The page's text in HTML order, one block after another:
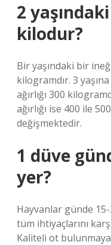
2
kilodur?
Bir yaşındaki bir
kilogramdır. 3
ağırlığı 300
ağırlığı ise 400 ile
değişmektedir.
1 düve
yer?
Hayvanlar günde
tüm ihtiyaçlarını
Kaliteli ot